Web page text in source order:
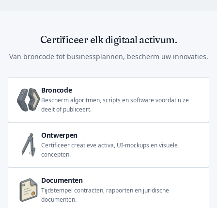
Certificeer elk digitaal activum.
Van broncode tot businessplannen, bescherm uw innovaties.
Broncode
Bescherm algoritmen, scripts en software voordat u ze
deelt of publiceert.
Ontwerpen
Certificeer creatieve activa, UI-mockups en visuele
concepten.
Documenten
Tijdstempel contracten, rapporten en juridische
documenten.